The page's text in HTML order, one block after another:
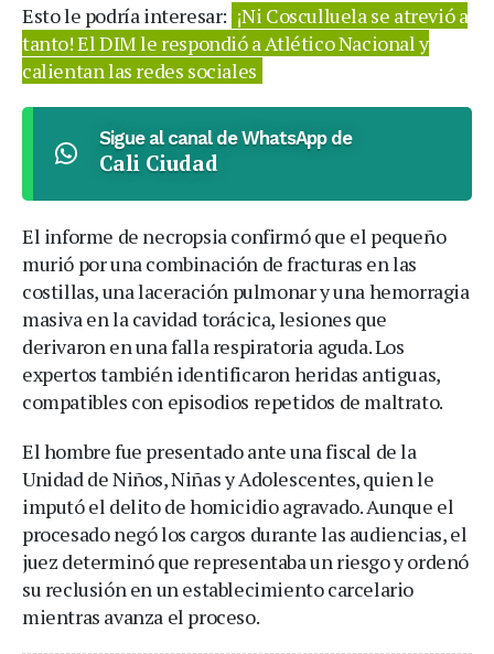
Esto le podría interesar: ¡Ni Cosculluela se atrevió a
tanto! El DIM le respondió a Atlético Nacional y
calientan las redes sociales
Sigue al canal de WhatsApp de
Cali Ciudad
El informe de necropsia confirmó que el pequeño
murió por una combinación de fracturas en las
costillas, una laceración pulmonar y una hemorragia
masiva en la cavidad torácica, lesiones que
derivaron en una falla respiratoria aguda. Los
expertos también identificaron heridas antiguas,
compatibles con episodios repetidos de maltrato.
El hombre fue presentado ante una fiscal de la
Unidad de Niños, Niñas y Adolescentes, quien le
imputó el delito de homicidio agravado. Aunque el
procesado negó los cargos durante las audiencias, el
juez determinó que representaba un riesgo y ordenó
su reclusión en un establecimiento carcelario
mientras avanza el proceso.